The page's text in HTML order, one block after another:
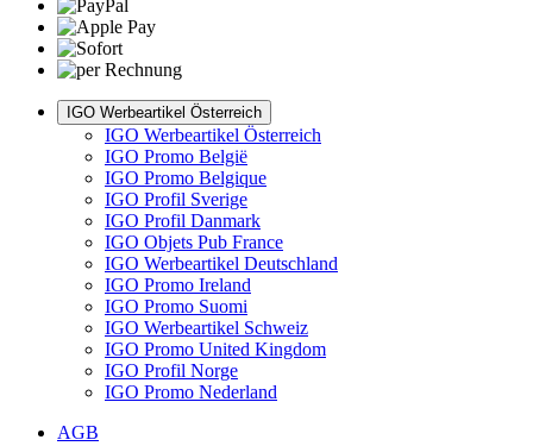
IGO Werbeartikel Österreich
IGO Werbeartikel Österreich
IGO Promo België
IGO Promo Belgique
IGO Profil Sverige
IGO Profil Danmark
IGO Objets Pub France
IGO Werbeartikel Deutschland
IGO Promo Ireland
IGO Promo Suomi
IGO Werbeartikel Schweiz
IGO Promo United Kingdom
IGO Profil Norge
IGO Promo Nederland
AGB